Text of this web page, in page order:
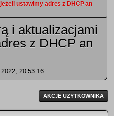
ustawimy adres z DHCP an
i aktualizacjami
z DHCP an
20:53:16
AKCJE UŻYTKOWNIKA